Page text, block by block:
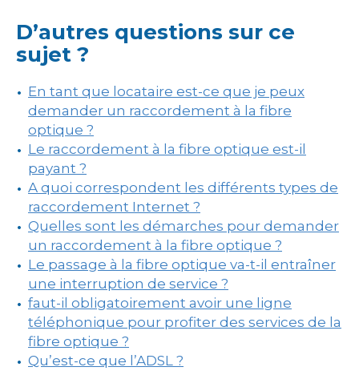
D’autres questions sur ce
sujet ?
En tant que locataire est-ce que je peux
demander un raccordement à la fibre
optique ?
Le raccordement à la fibre optique est-il
payant ?
A quoi correspondent les différents types de
raccordement Internet ?
Quelles sont les démarches pour demander
un raccordement à la fibre optique ?
Le passage à la fibre optique va-t-il entraîner
une interruption de service ?
faut-il obligatoirement avoir une ligne
téléphonique pour profiter des services de la
fibre optique ?
Qu’est-ce que l’ADSL ?